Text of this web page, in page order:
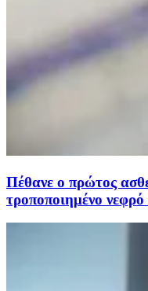
Πέθανε ο πρώτος
τροποποιημένο νεφρό